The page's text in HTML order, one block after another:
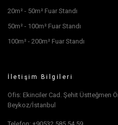
20m² - 50m² Fuar Standı
50m² - 100m² Fuar Standı
100m² - 200m² Fuar Standı
İletişim Bilgileri
Ofis: Ekinciler Cad. Şehit Üstteğmen
Beykoz/İstanbul